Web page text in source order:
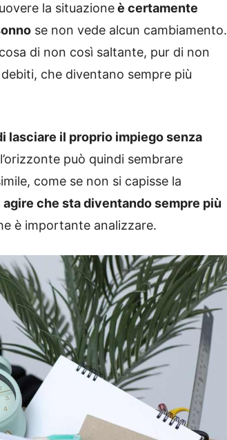
la situazioneè certamente
se non vede alcun cambiamento.
di non così saltante, pur di non
che diventano sempre più
lasciare il proprio impiego senza
può quindi sembrare
come se non si capisse la
agire che sta diventando sempre più
è importante analizzare.